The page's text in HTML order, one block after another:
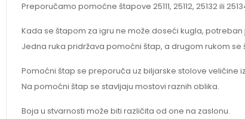
Preporučamo pomoćne štapove 25111, 25112, 25132 ili
Kada se štapom za igru ne može doseći kugla,
Jedna ruka pridržava pomoćni štap, a drugom rukom
Pomoćni štap se preporuča uz biljarske stolove veličine
Na pomoćni štap se stavljaju mostovi raznih oblika.
Boja u stvarnosti može biti različita od one na zaslonu.